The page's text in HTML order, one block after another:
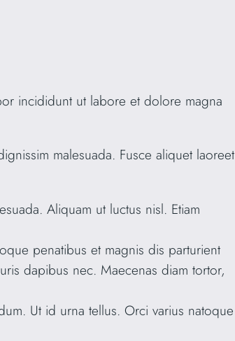
incididunt ut labore et dolore magna
malesuada. Fusce aliquet laoreet
Aliquam ut luctus nisl. Etiam
penatibus et magnis dis parturient
dapibus nec. Maecenas diam tortor,
Ut id urna tellus. Orci varius natoque